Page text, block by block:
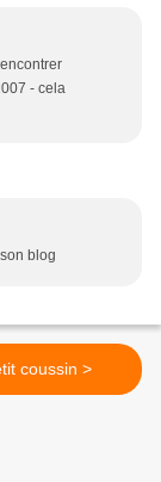
- cela
blog
Ton petit coussin >